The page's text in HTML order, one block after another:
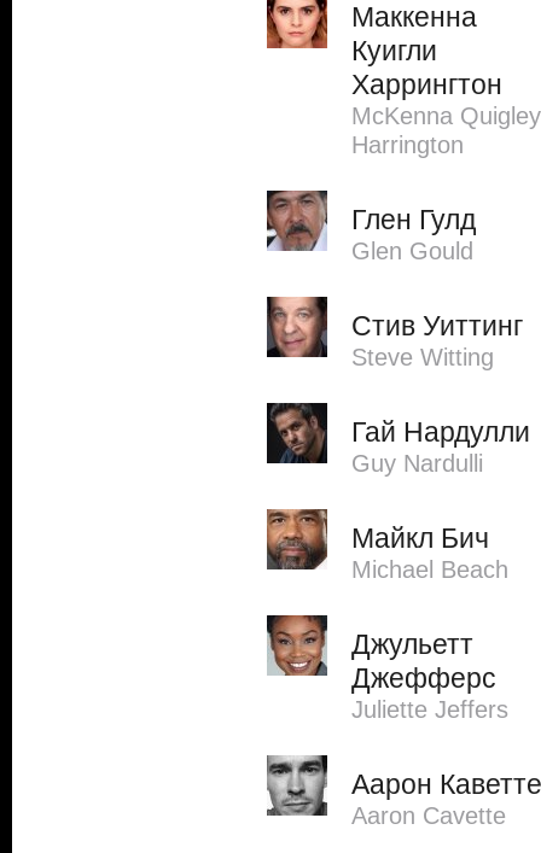
Маккенна
Куигли
Харрингтон
McKenna Quigley
Harrington
Глен Гулд
Glen Gould
Стив Уиттинг
Steve Witting
Гай Нардулли
Guy Nardulli
Майкл Бич
Michael Beach
Джульетт
Джефферс
Juliette Jeffers
Аарон Каветте
Aaron Cavette